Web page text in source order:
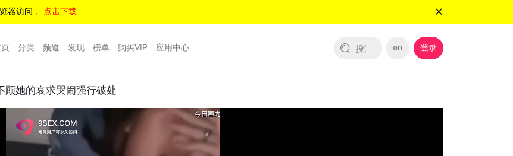
器访问， 点击下载
分类 频道 发现 榜单 购买VIP 应用中心 en 登录
顾她的哀求哭闹强行破处